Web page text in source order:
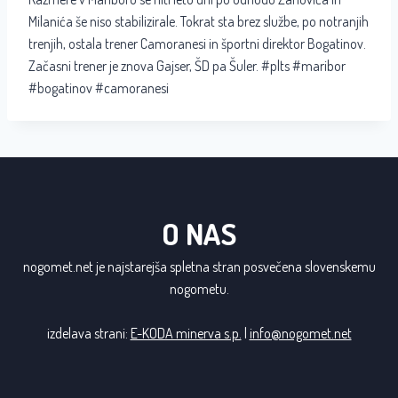
Milanića še niso stabilizirale. Tokrat sta brez službe, po notranjih
trenjih, ostala trener Camoranesi in športni direktor Bogatinov.
Začasni trener je znova Gajser, ŠD pa Šuler. #plts #maribor
#bogatinov #camoranesi
O NAS
nogomet.net je najstarejša spletna stran posvečena slovenskemu
nogometu.
izdelava strani: E-KODA minerva s.p. info@nogomet.net